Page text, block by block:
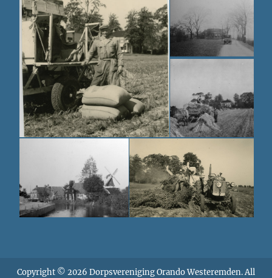
Copyright © 2026 Dorpsvereniging Orando Westeremden. All